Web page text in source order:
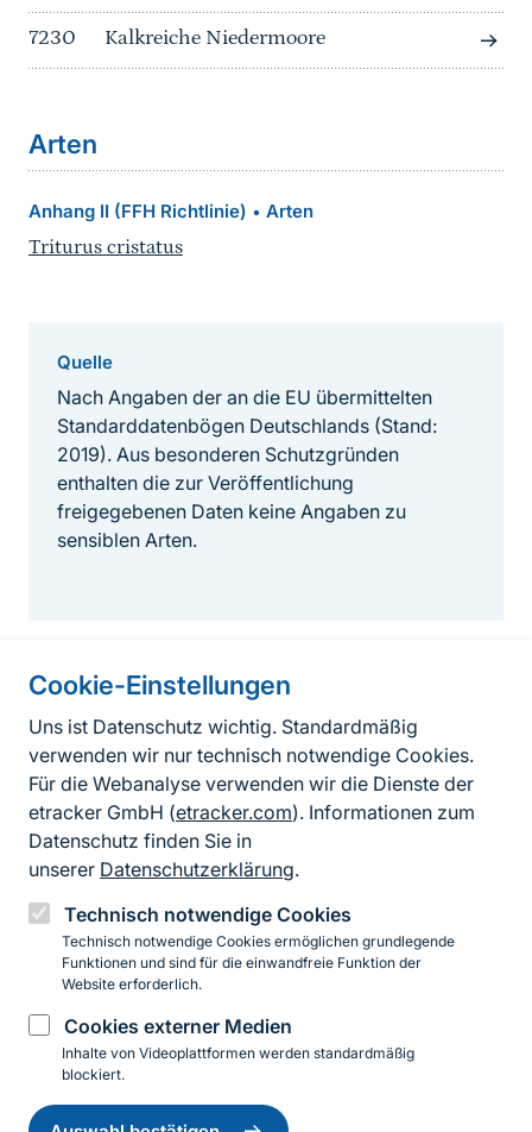
Cookie-Einstellungen
Uns ist Datenschutz wichtig. Standardmäßig
verwenden wir nur technisch notwendige Cookies.
Für die Webanalyse verwenden wir die Dienste der
etracker GmbH (etracker.com). Informationen zum
Datenschutz finden Sie in
unserer Datenschutzerklärung.
Technisch notwendige Cookies
Technisch notwendige Cookies ermöglichen grundlegende
Funktionen und sind für die einwandfreie Funktion der
Website erforderlich.
Cookies externer Medien
Inhalte von Videoplattformen werden standardmäßig
blockiert.
Einwilligung
7230 Kalkreiche Niedermoore
Arten
Anhang II (FFH Richtlinie) • Arten
Triturus cristatus
Quelle
Nach Angaben der an die EU übermittelten
Standarddatenbögen Deutschlands (Stand:
2019). Aus besonderen Schutzgründen
enthalten die zur Veröffentlichung
freigegebenen Daten keine Angaben zu
sensiblen Arten.
Informationen zur Seite
FußzeileKontakt zum BfN
Kontaktformular
Erklärung zur Barrierefreiheit
Impressum
Datenschutz
InstagramFacebookYouTubeLinkedIn
© 2026 Bundesamt für Naturschutz